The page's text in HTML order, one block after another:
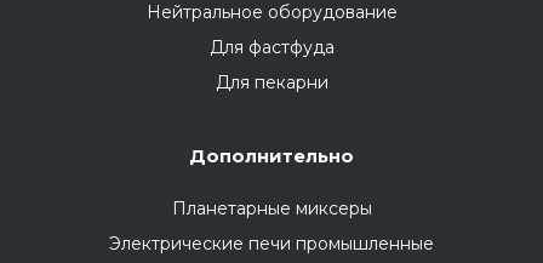
Нейтральное оборудование
Для фастфуда
Для пекарни
Дополнительно
Планетарные миксеры
Электрические печи промышленные